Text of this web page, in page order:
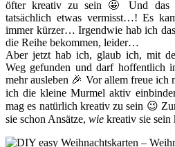
öfter kreativ zu sein 🤩 Und das
tatsächlich etwas vermisst…! Es
immer kürzer… Irgendwie hab ich
die Reihe bekommen, leider…
Aber jetzt hab ich, glaub ich, mit
Weg gefunden und darf hoffentlich
mehr ausleben 🎉 Vor allem freue ich
ich die kleine Murmel aktiv
mag es natürlich kreativ zu sein 😉
sie schon Ansätze, wie kreativ sie